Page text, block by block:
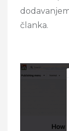
članka.